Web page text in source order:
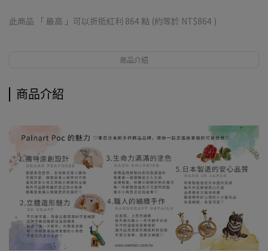
此商品 「 最高 」可以折抵紅利 864 點 (約等於 NT$864 )
商品介紹
商品介紹